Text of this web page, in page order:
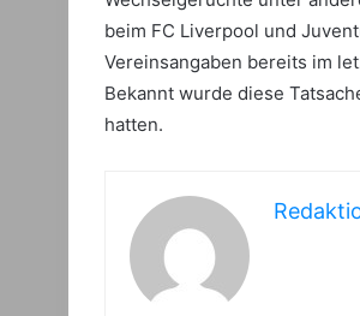
beim FC Liverpool und
Vereinsangaben bereits im
Bekannt wurde diese
hatten.